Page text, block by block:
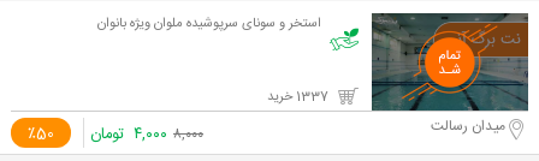
استخر و سونای سرپوشیده ملوان ویژه بانوان
٪50 میدان رسالت ۸,۰۰۰ ۴,۰۰۰ تومان